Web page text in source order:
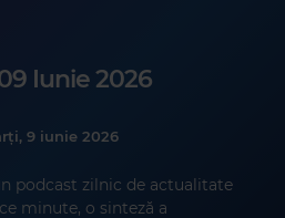
Iunie 2026
9 iunie 2026
podcast zilnic de actualitate
minute, o sinteză a